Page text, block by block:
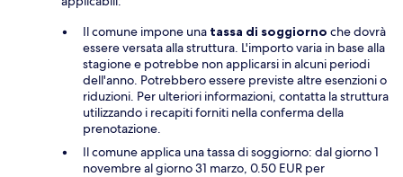
Il comune impone una tassa di soggiorno che dovrà
essere versata alla struttura. L'importo varia in base alla
stagione e potrebbe non applicarsi in alcuni periodi
dell'anno. Potrebbero essere previste altre esenzioni o
riduzioni. Per ulteriori informazioni, contatta la struttura
utilizzando i recapiti forniti nella conferma della
prenotazione.
Il comune applica una tassa di soggiorno: dal giorno 1
novembre al giorno 31 marzo, 0.50 EUR per